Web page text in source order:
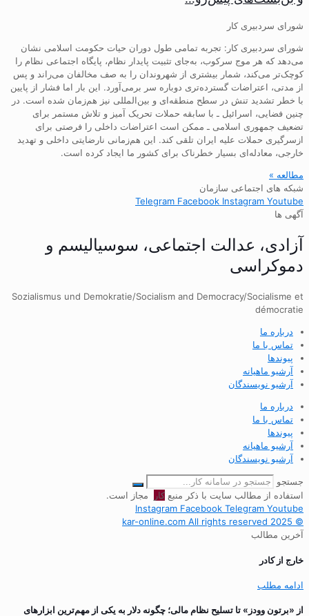
شورای سردبیری کار
شورای سردبیری کار: تجربه تمامی طول دوران حیات حکومت اسلامی نشان
می‌دهد که هر موج سرکوب، به‌جای تثبیت پایدار نظام، پایگاه اجتماعی نظام را
کوچک‌تر می‌کند، شمار بیشتری از شهروندان را به صف مخالفان می‌راند و پس
از مدتی، اعتراضات گسترده‌تری دوباره سر برمی‌آورد. این بار اما فشار از پایین
با خطر تشدید تنش در سطح منطقه‌ای و بین‌المللی نیز هم‌زمان شده است. در
چنین فضایی، اسرائیل ـ با سابقه حملات تحریک آمیز و تلاش مستمر برای
تضعیف جمهوری اسلامی ـ ممکن است اعتراضات داخلی را فرصتی برای
ازسرگیری حملات علیه ایران تلقی کند. این هم‌زمانی نارضایتی داخلی و تهدید
خارجی، معادله‌ای بسیار خطرناک برای کشور ما ایجاد کرده است.
مطالعه »
شبکه های اجتماعی سازمان
Telegram Facebook Instagram Youtube
آگهی ها
آزادی، عدالت اجتماعی، سوسیالیسم و
دموکراسی
Sozialismus und Demokratie/Socialism and Democracy/Socialisme et
démocratie
درباره ما
تماس با ما
پیوندها
آرشیو ماهیانه
آرشیو نویسندگان
درباره ما
تماس با ما
پیوندها
آرشیو ماهیانه
آرشیو نویسندگان
جستجو
استفاده از مطالب سایت با ذکر منبعکار
مجاز است.
Instagram Facebook Telegram Youtube
© 2025 kar-online.com All rights reserved
آخرین مطالب
خارج از کادر
ادامه مطلب
از «برتون وودز» تا تسلیح نظام مالی؛ چگونه دلار به یکی از مهم‌ترین ابزارهای